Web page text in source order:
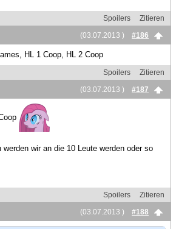
Spoilers
Zitieren
(03.07.2013 )
#186
HL 1 Coop, HL 2 Coop
Spoilers
Zitieren
(03.07.2013 )
#187
werden wir an die 10 Leute werden oder so
Spoilers
Zitieren
(03.07.2013 )
#188